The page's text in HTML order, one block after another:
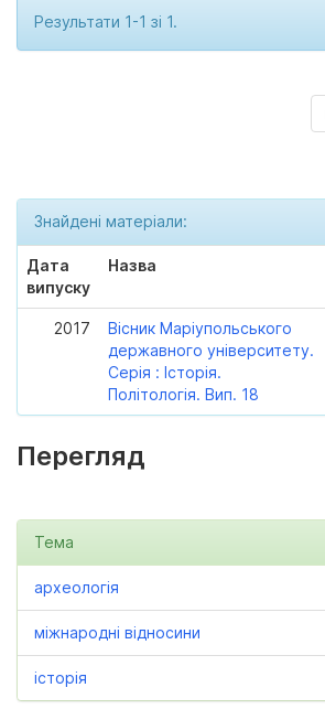
Результати 1-1 зі 1.
Знайдені матеріали:
Дата
випуску
Назва
2017
Вісник Маріупольського
державного університету.
Серія : Історія.
Політологія. Вип. 18
Перегляд
Тема
археологія
міжнародні відносини
історія